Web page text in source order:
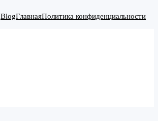
BlogГлавнаяПолитика конфиденциальности